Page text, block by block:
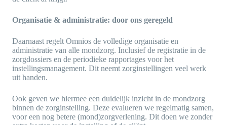
Organisatie & administratie: door ons geregeld
Daarnaast regelt Omnios de volledige organisatie en
administratie van alle mondzorg. Inclusief de registratie in de
zorgdossiers en de periodieke rapportages voor het
instellingsmanagement. Dit neemt zorginstellingen veel werk
uit handen.
Ook geven we hiermee een duidelijk inzicht in de mondzorg
binnen de zorginstelling. Deze evalueren we regelmatig samen,
voor een nog betere (mond)zorgverlening. Dit doen we zonder